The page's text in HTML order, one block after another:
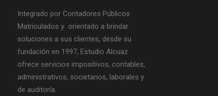
Integrado por Contadores Públicos
Matriculados y orientado a brindar
soluciones a sus clientes, desde su
fundación en 1997, Estudio Alcuaz
ofrece servicios impositivos, contables,
administrativos, societarios, laborales y
de auditoría.